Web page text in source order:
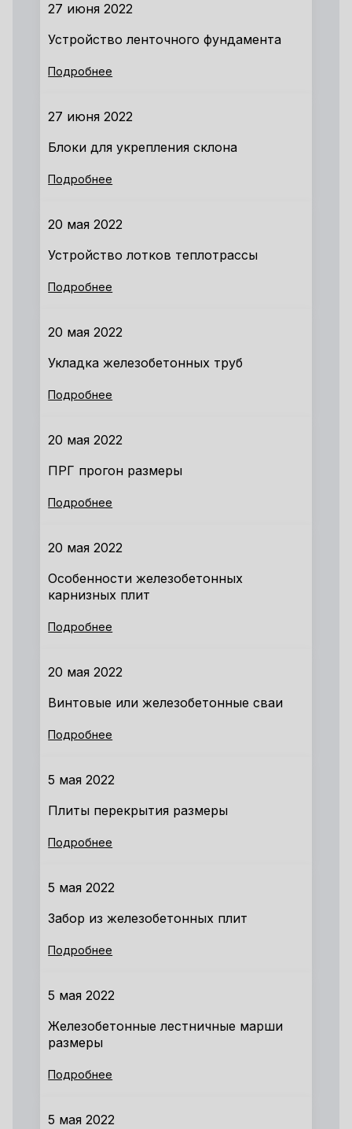
27 июня 2022
Устройство ленточного фундамента
Подробнее
27 июня 2022
Блоки для укрепления склона
Подробнее
20 мая 2022
Устройство лотков теплотрассы
Подробнее
20 мая 2022
Укладка железобетонных труб
Подробнее
20 мая 2022
ПРГ прогон размеры
Подробнее
20 мая 2022
Особенности железобетонных
карнизных плит
Подробнее
20 мая 2022
Винтовые или железобетонные сваи
Подробнее
5 мая 2022
Плиты перекрытия размеры
Подробнее
5 мая 2022
Забор из железобетонных плит
Подробнее
5 мая 2022
Железобетонные лестничные марши
размеры
Подробнее
5 мая 2022